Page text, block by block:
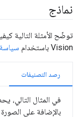
نماذج
Vision باستخدام
سياسة ExtensionCallout
رصد التصنيفات
في المثال التالي،
بالإضافة على